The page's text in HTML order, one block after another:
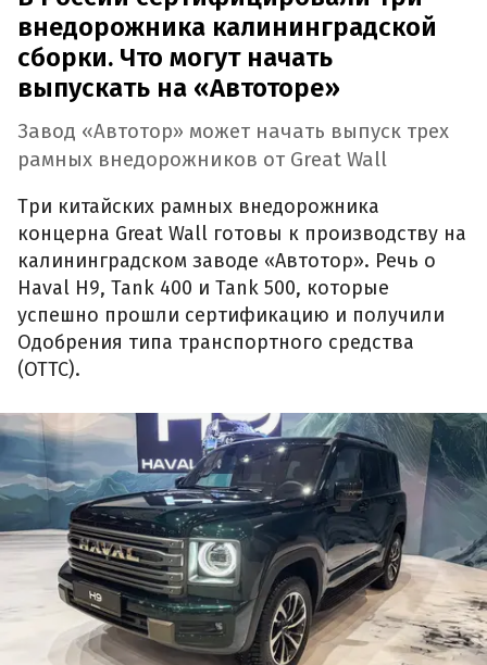
внедорожника калининградской
сборки. Что могут начать
выпускать на «Автоторе»
Завод «Автотор» может начать выпуск трех
рамных внедорожников от Great Wall
Три китайских рамных внедорожника
концерна Great Wall готовы к производству на
калининградском заводе «Автотор». Речь о
Haval H9, Tank 400 и Tank 500, которые
успешно прошли сертификацию и получили
Одобрения типа транспортного средства
(ОТТС).